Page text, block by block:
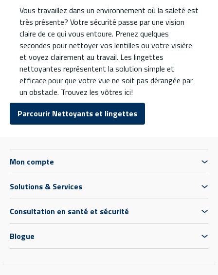
Vous travaillez dans un environnement où la saleté est
très présente? Votre sécurité passe par une vision
claire de ce qui vous entoure. Prenez quelques
secondes pour nettoyer vos lentilles ou votre visière
et voyez clairement au travail. Les lingettes
nettoyantes représentent la solution simple et
efficace pour que votre vue ne soit pas dérangée par
un obstacle. Trouvez les vôtres ici!
Parcourir Nettoyants et lingettes
Mon compte
Solutions & Services
Consultation en santé et sécurité
Blogue